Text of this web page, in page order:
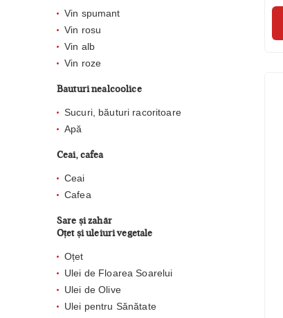
Vin spumant
Vin rosu
Vin alb
Vin roze
Bauturi nealcoolice
Sucuri, băuturi racoritoare
Apă
Ceai, cafea
Ceai
Cafea
Sare și zahăr
Oțet și uleiuri vegetale
Oțet
Ulei de Floarea Soarelui
Ulei de Olive
Ulei pentru Sănătate